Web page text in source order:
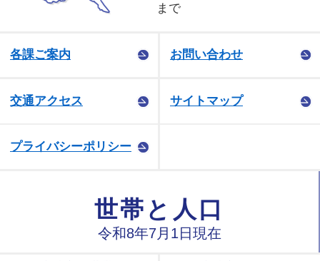
まで
各課ご案内 お問い合わせ
交通アクセス サイトマップ
プライバシーポリシー